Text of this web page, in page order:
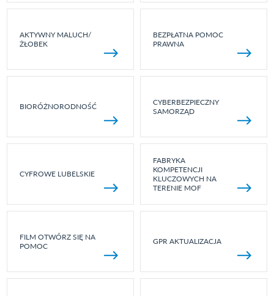
AKTYWNY MALUCH/
ŻŁOBEK
BEZPŁATNA POMOC
PRAWNA
BIORÓŻNORODNOŚĆ
CYBERBEZPIECZNY
SAMORZĄD
CYFROWE LUBELSKIE
FABRYKA
KOMPETENCJI
KLUCZOWYCH NA
TERENIE MOF
FILM OTWÓRZ SIĘ NA
POMOC
GPR AKTUALIZACJA